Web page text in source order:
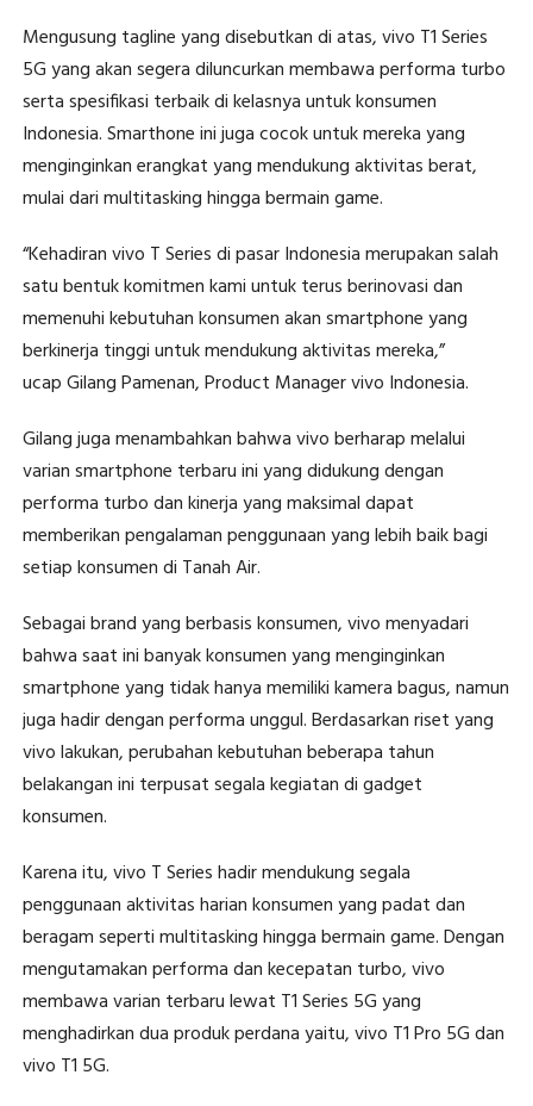
Mengusung tagline yang disebutkan di atas, vivo T1 Series
5G yang akan segera diluncurkan membawa performa turbo
serta spesifikasi terbaik di kelasnya untuk konsumen
Indonesia. Smarthone ini juga cocok untuk mereka yang
menginginkan erangkat yang mendukung aktivitas berat,
mulai dari multitasking hingga bermain game.
“Kehadiran vivo T Series di pasar Indonesia merupakan salah
satu bentuk komitmen kami untuk terus berinovasi dan
memenuhi kebutuhan konsumen akan smartphone yang
berkinerja tinggi untuk mendukung aktivitas mereka,”
ucap Gilang Pamenan, Product Manager vivo Indonesia.
Gilang juga menambahkan bahwa vivo berharap melalui
varian smartphone terbaru ini yang didukung dengan
performa turbo dan kinerja yang maksimal dapat
memberikan pengalaman penggunaan yang lebih baik bagi
setiap konsumen di Tanah Air.
Sebagai brand yang berbasis konsumen, vivo menyadari
bahwa saat ini banyak konsumen yang menginginkan
smartphone yang tidak hanya memiliki kamera bagus, namun
juga hadir dengan performa unggul. Berdasarkan riset yang
vivo lakukan, perubahan kebutuhan beberapa tahun
belakangan ini terpusat segala kegiatan di gadget
konsumen.
Karena itu, vivo T Series hadir mendukung segala
penggunaan aktivitas harian konsumen yang padat dan
beragam seperti multitasking hingga bermain game. Dengan
mengutamakan performa dan kecepatan turbo, vivo
membawa varian terbaru lewat T1 Series 5G yang
menghadirkan dua produk perdana yaitu, vivo T1 Pro 5G dan
vivo T1 5G.